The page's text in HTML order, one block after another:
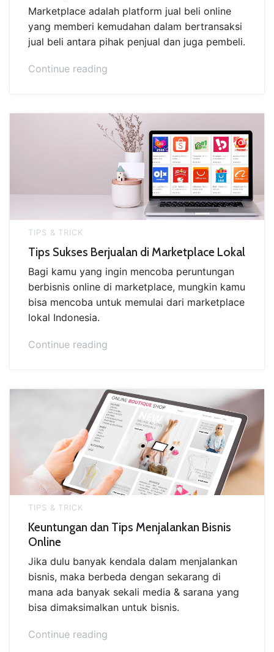
Marketplace adalah platform jual beli online
yang memberi kemudahan dalam bertransaksi
jual beli antara pihak penjual dan juga pembeli.
Continue reading
Berjualan
di
Marketplace”
TIPS & TRICK
Tips Sukses Berjualan di Marketplace Lokal
Bagi kamu yang ingin mencoba peruntungan
berbisnis online di marketplace, mungkin kamu
bisa mencoba untuk memulai dari marketplace
lokal Indonesia.
Continue reading
di
Marketplace
Lokal”
TIPS & TRICK
Keuntungan dan Tips Menjalankan Bisnis
Online
Jika dulu banyak kendala dalam menjalankan
bisnis, maka berbeda dengan sekarang di
mana ada banyak sekali media & sarana yang
bisa dimaksimalkan untuk bisnis.
Continue reading